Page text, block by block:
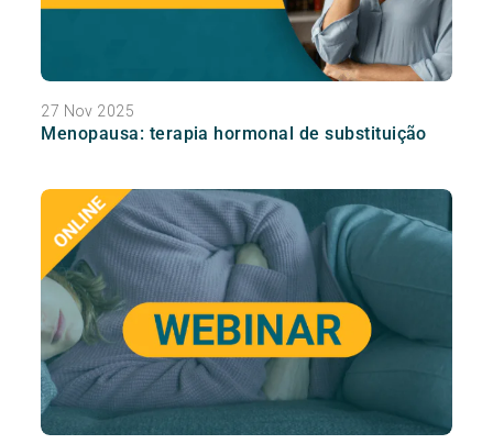
27 Nov 2025
Menopausa: terapia hormonal de substituição